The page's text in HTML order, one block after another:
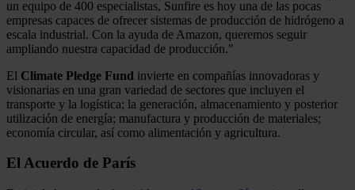
un equipo de 400 especialistas, Sunfire es hoy una de las pocas
empresas capaces de ofrecer sistemas de producción de hidrógeno a
escala industrial. Con la ayuda de Amazon, queremos seguir
ampliando nuestra capacidad de producción."
El Climate Pledge Fund invierte en compañías innovadoras y
visionarias en una gran variedad de sectores que incluyen el
transporte y la logística; la generación, almacenamiento y posterior
utilización de energía; manufactura y producción de materiales;
economía circular, así como alimentación y agricultura.
El Acuerdo de París